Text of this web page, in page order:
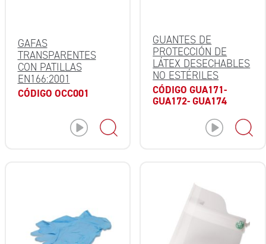
GAFAS
TRANSPARENTES
CON PATILLAS
EN166:2001
CÓDIGO OCC001
GUANTES DE
PROTECCIÓN DE
LÁTEX DESECHABLES
NO ESTÉRILES
CÓDIGO GUA171-
GUA172- GUA174